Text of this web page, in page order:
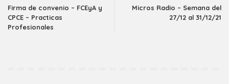
Firma de convenio – FCEyA y
CPCE – Practicas
Profesionales
Micros Radio – Semana del
27/12 al 31/12/21